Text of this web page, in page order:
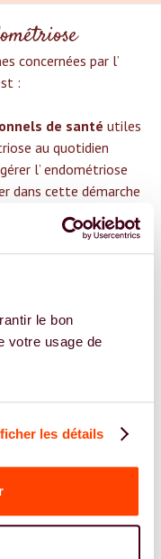
le bon
votre usage de
les détails
concernées par l’
:‍
de santé utiles
au quotidien
l’ endométriose
dans cette démarche
dois savoir sur l’
!
en
dans